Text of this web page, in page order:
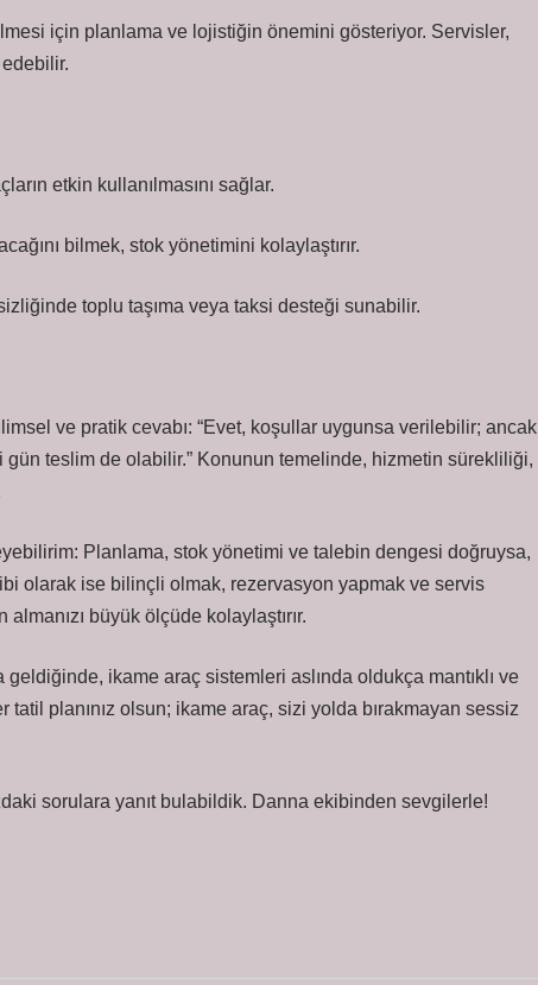
için planlama ve lojistiğin önemini gösteriyor. Servisler,
etkin kullanılmasını sağlar.
bilmek, stok yönetimini kolaylaştırır.
toplu taşıma veya taksi desteği sunabilir.
ve pratik cevabı: “Evet, koşullar uygunsa verilebilir; ancak
teslim de olabilir.” Konunun temelinde, hizmetin sürekliliği,
Planlama, stok yönetimi ve talebin dengesi doğruysa,
olarak ise bilinçli olmak, rezervasyon yapmak ve servis
almanızı büyük ölçüde kolaylaştırır.
ikame araç sistemleri aslında oldukça mantıklı ve
planınız olsun; ikame araç, sizi yolda bırakmayan sessiz
sorulara yanıt bulabildik. Danna ekibinden sevgilerle!